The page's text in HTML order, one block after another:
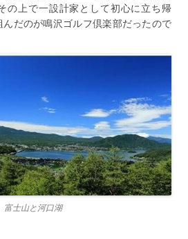
の上で一設計家として初心に立ち帰
んだのが鳴沢ゴルフ倶楽部だったので
富士山と河口湖